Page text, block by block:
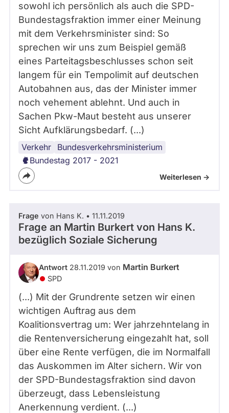
sowohl ich persönlich als auch die SPD-
Bundestagsfraktion immer einer Meinung
mit dem Verkehrsminister sind: So
sprechen wir uns zum Beispiel gemäß
eines Parteitagsbeschlusses schon seit
langem für ein Tempolimit auf deutschen
Autobahnen aus, das der Minister immer
noch vehement ablehnt. Und auch in
Sachen Pkw-Maut besteht aus unserer
Sicht Aufklärungsbedarf. (...)
Verkehr Bundesverkehrsministerium
Bundestag
Koalition
Bundesregierung
Bundestag 2017 - 2021
Weiterlesen ->
Frage von Hans K. • 11.11.2019
Frage an Martin Burkert von Hans K.
bezüglich Soziale Sicherung
Antwort 28.11.2019 von Martin Burkert
SPD
(...) Mit der Grundrente setzen wir einen
wichtigen Auftrag aus dem
Koalitionsvertrag um: Wer jahrzehntelang in
die Rentenversicherung eingezahlt hat, soll
über eine Rente verfügen, die im Normalfall
das Auskommen im Alter sichern. Wir von
der SPD-Bundestagsfraktion sind davon
überzeugt, dass Lebensleistung
Anerkennung verdient. (...)